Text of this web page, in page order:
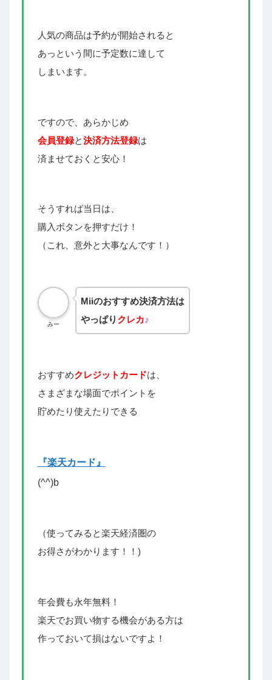
人気の商品は予約が開始されると
あっという間に予定数に達して
しまいます。
ですので、あらかじめ
会員登録と決済方法登録は
済ませておくと安心！
そうすれば当日は、
購入ボタンを押すだけ！
（これ、意外と大事なんです！）
みー
Miiのおすすめ決済方法は
やっぱり クレカ♪
おすすめクレジットカードは、
さまざまな場面でポイントを
貯めたり使えたりできる
『楽天カード』
(^^)b
（使ってみると楽天経済圏の
お得さがわかります！！)
年会費も永年無料！
楽天でお買い物する機会がある方は
作っておいて損はないですよ！